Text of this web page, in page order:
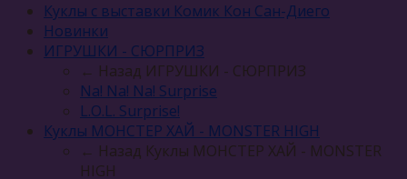
Куклы с выставки Комик Кон Сан-Диего
Новинки
ИГРУШКИ - СЮРПРИЗ
← Назад ИГРУШКИ - СЮРПРИЗ
Na! Na! Na! Surprise
L.O.L. Surprise!
Куклы МОНСТЕР ХАЙ - MONSTER HIGH
← Назад Куклы МОНСТЕР ХАЙ - MONSTER
HIGH